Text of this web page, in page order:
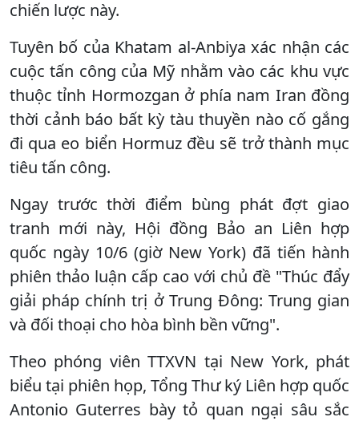
chiến lược này.
Tuyên bố của Khatam al-Anbiya xác nhận các
cuộc tấn công của Mỹ nhằm vào các khu vực
thuộc tỉnh Hormozgan ở phía nam Iran đồng
thời cảnh báo bất kỳ tàu thuyền nào cố gắng
đi qua eo biển Hormuz đều sẽ trở thành mục
tiêu tấn công.
Ngay trước thời điểm bùng phát đợt giao
tranh mới này, Hội đồng Bảo an Liên hợp
quốc ngày 10/6 (giờ New York) đã tiến hành
phiên thảo luận cấp cao với chủ đề "Thúc đẩy
giải pháp chính trị ở Trung Đông: Trung gian
và đối thoại cho hòa bình bền vững".
Theo phóng viên TTXVN tại New York, phát
biểu tại phiên họp, Tổng Thư ký Liên hợp quốc
Antonio Guterres bày tỏ quan ngại sâu sắc